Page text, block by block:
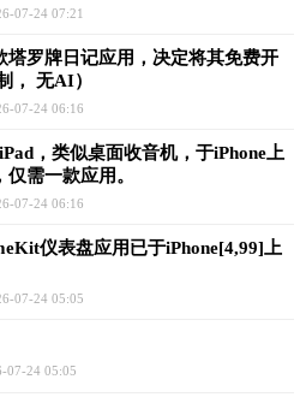
07-24 07:21
塔罗牌日记应用，决定将其免费开
， 无AI）
07-24 06:16
，类似桌面收音机，于iPhone上
需一款应用。
07-24 06:16
仪表盘应用已于iPhone[4,99]上
07-24 05:05
07-24 05:05